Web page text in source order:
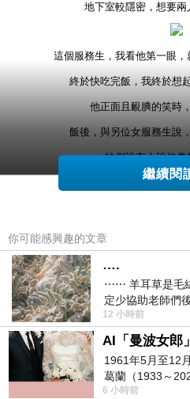
地下室較隱密，想要兩
這個服務生，我看他第一眼，
終於快吃完飯，我終於想
他正面且靦腆的笑時
飯後，與另位女服務生說
她倒說有人說他像
不知是否有記對名字，因為
其實滿多道可以點，但
平日午餐：
假日、晚餐：
上敘須加１
繼續閱
你可能感興趣的文章
….
⋯⋯ 羊耳草是毛
定少協助老師們
不是我的工作啊。
12 小時前
1961年5月至12
葛蘭（1933～
2004）乘郵輪赴
6 小時前